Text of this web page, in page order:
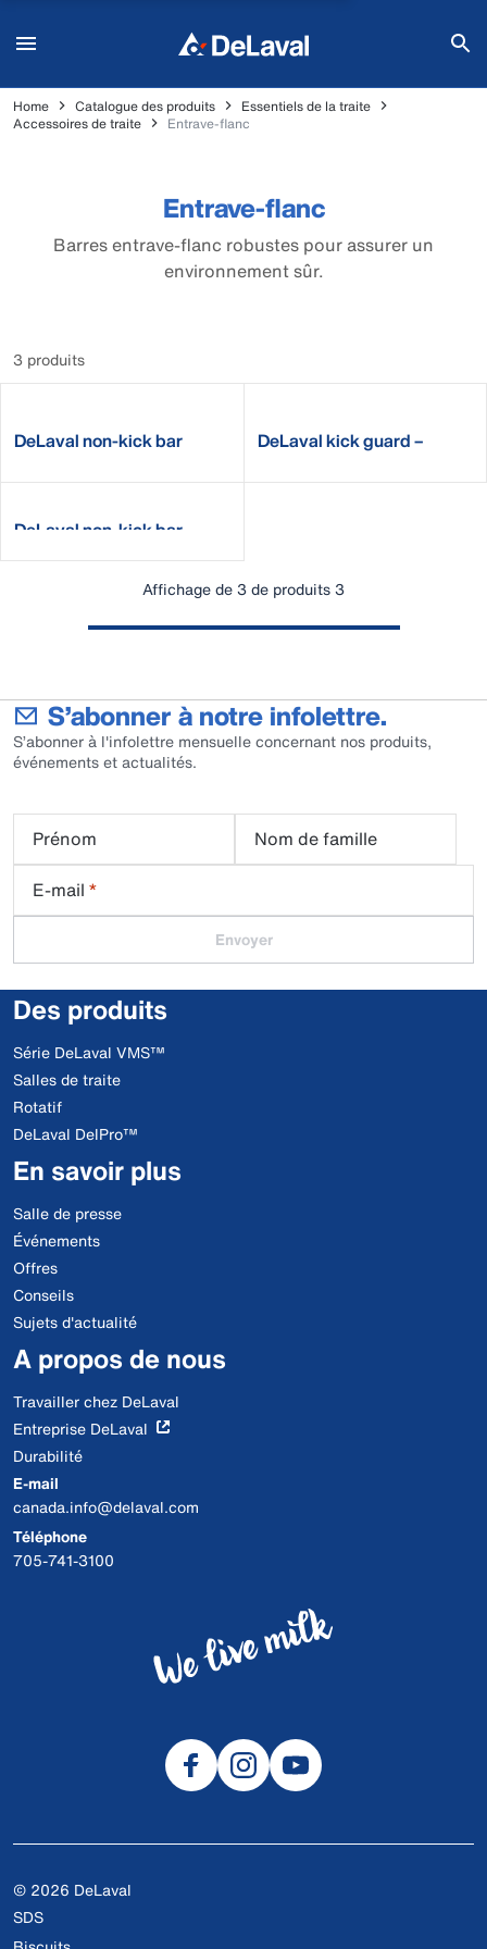
Home Catalogue des produits
Essentiels de la traite
Accessoires de traite
Entrave-flanc
Entrave-flanc
Barres entrave-flanc robustes pour assurer un
environnement sûr.
3 produits
DeLaval non-kick bar DeLaval kick guard –
DeLaval non-kick bar
Affichage de 3 de produits 3
S’abonner à notre infolettre.
S’abonner à l'infolettre mensuelle concernant nos produits,
événements et actualités.
Prénom
Nom de famille
E-mail *
Envoyer
Des produits
Série DeLaval VMS™
Salles de traite
Rotatif
DeLaval DelPro™
En savoir plus
Salle de presse
Événements
Offres
Conseils
Sujets d'actualité
A propos de nous
Travailler chez DeLaval
Entreprise DeLaval
Durabilité
E-mail
canada.info@delaval.com
Téléphone
705-741-3100
© 2026 DeLaval
SDS